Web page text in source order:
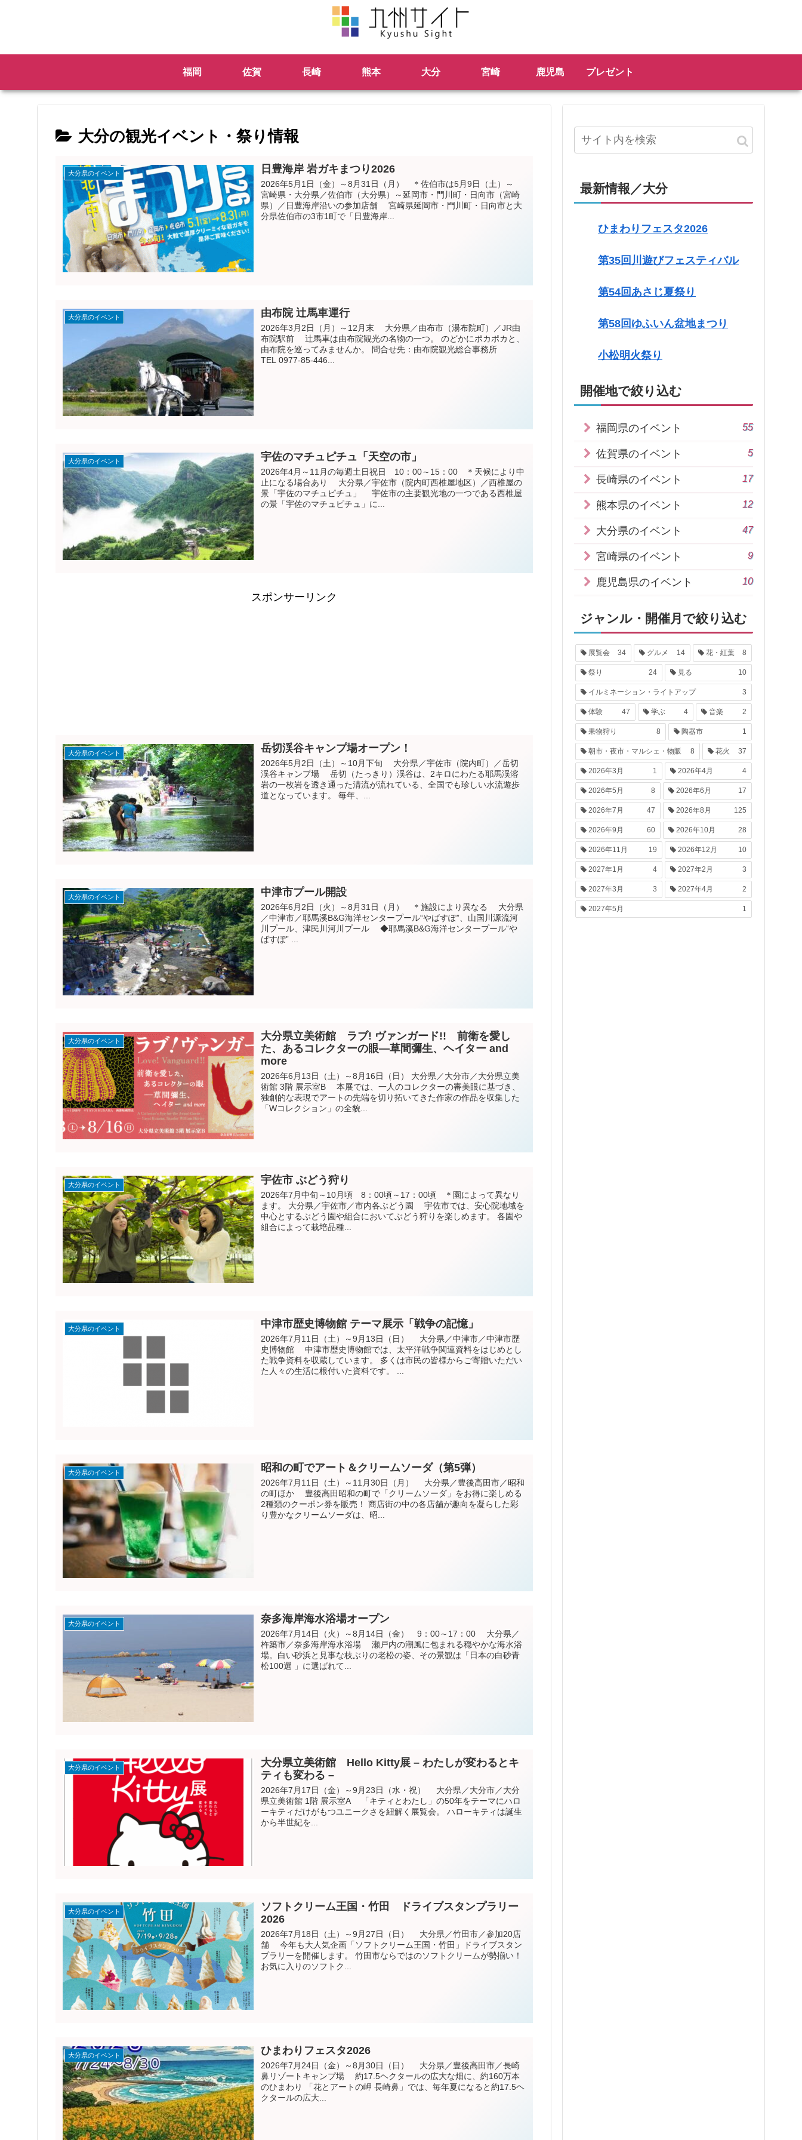
福岡 佐賀 長崎 熊本 大分 宮崎 鹿児島 プレゼント
大分の観光イベント・祭り情報
大分県のイベント 日豊海岸 岩ガキまつり2026
2026年5月1日（金）～8月31日（月） ＊佐伯市は5月9日（土）～
宮崎県・大分県／佐伯市（大分県）～延岡市・門川町・日向市（宮崎
県）／日豊海岸沿いの参加店舗 宮崎県延岡市・門川町・日向市と大
分県佐伯市の3市1町で「日豊海岸...
大分県のイベント 由布院 辻馬車運行
2026年3月2日（月）～12月末 大分県／由布市（湯布院町）／JR由
布院駅前 辻馬車は由布院観光の名物の一つ。 のどかにポカポカと、
由布院を巡ってみませんか。 問合せ先：由布院観光総合事務所
TEL 0977-85-446...
大分県のイベント 宇佐のマチュピチュ「天空の市」
2026年4月～11月の毎週土日祝日 10：00～15：00 ＊天候により中
止になる場合あり 大分県／宇佐市（院内町西椎屋地区）／西椎屋の
景「宇佐のマチュピチュ」 宇佐市の主要観光地の一つである西椎屋
の景「宇佐のマチュピチュ」に...
スポンサーリンク
大分県のイベント 岳切渓谷キャンプ場オープン！
2026年5月2日（土）～10月下旬 大分県／宇佐市（院内町）／岳切
渓谷キャンプ場 岳切（たっきり）渓谷は、2キロにわたる耶馬渓溶
岩の一枚岩を透き通った清流が流れている、全国でも珍しい水流遊歩
道となっています。 毎年、...
大分県のイベント 中津市プール開設
2026年6月2日（火）～8月31日（月） ＊施設により異なる 大分県
／中津市／耶馬溪B&G海洋センタープール“やばすぽ”、山国川源流河
川プール、津民川河川プール ◆耶馬溪B&G海洋センタープール“や
ばすぽ” ...
大分県のイベント
大分県立美術館 ラブ! ヴァンガード!! 前衛を愛し
た、あるコレクターの眼―草間彌生、ヘイター and
more
2026年6月13日（土）～8月16日（日） 大分県／大分市／大分県立美
術館 3階 展示室B 本展では、一人のコレクターの審美眼に基づき、
独創的な表現でアートの先端を切り拓いてきた作家の作品を収集した
「Wコレクション」の全貌...
大分県のイベント 宇佐市 ぶどう狩り
2026年7月中旬～10月頃 8：00頃～17：00頃 ＊園によって異なり
ます。 大分県／宇佐市／市内各ぶどう園 宇佐市では、安心院地域を
中心とするぶどう園や組合においてぶどう狩りを楽しめます。 各園や
組合によって栽培品種...
大分県のイベント 中津市歴史博物館 テーマ展示「戦争の記憶」
2026年7月11日（土）～9月13日（日） 大分県／中津市／中津市歴
史博物館 中津市歴史博物館では、太平洋戦争関連資料をはじめとし
た戦争資料を収蔵しています。 多くは市民の皆様からご寄贈いただい
た人々の生活に根付いた資料です。 ...
大分県のイベント 昭和の町でアート＆クリームソーダ（第5弾）
2026年7月11日（土）～11月30日（月） 大分県／豊後高田市／昭和
の町ほか 豊後高田昭和の町で「クリームソーダ」をお得に楽しめる
2種類のクーポン券を販売！ 商店街の中の各店舗が趣向を凝らした彩
り豊かなクリームソーダは、昭...
大分県のイベント 奈多海岸海水浴場オープン
2026年7月14日（火）～8月14日（金） 9：00～17：00 大分県／
杵築市／奈多海岸海水浴場 瀬戸内の潮風に包まれる穏やかな海水浴
場。白い砂浜と見事な枝ぶりの老松の姿、その景観は「日本の白砂青
松100選 」に選ばれて...
大分県のイベント
大分県立美術館 Hello Kitty展 – わたしが変わるとキ
ティも変わる –
2026年7月17日（金）～9月23日（水・祝） 大分県／大分市／大分
県立美術館 1階 展示室A 「キティとわたし」の50年をテーマにハロ
ーキティだけがもつユニークさを紐解く展覧会。 ハローキティは誕生
から半世紀を...
大分県のイベント
ソフトクリーム王国・竹田 ドライブスタンプラリー
2026
2026年7月18日（土）～9月27日（日） 大分県／竹田市／参加20店
舗 今年も大人気企画「ソフトクリーム王国・竹田」ドライブスタン
プラリーを開催します。 竹田市ならではのソフトクリームが勢揃い！
お気に入りのソフトク...
大分県のイベント ひまわりフェスタ2026
2026年7月24日（金）～8月30日（日） 大分県／豊後高田市／長崎
鼻リゾートキャンプ場 約17.5ヘクタールの広大な畑に、約160万本
のひまわり 「花とアートの岬 長崎鼻」では、毎年夏になると約17.5ヘ
クタールの広大...
最新情報／大分
ひまわりフェスタ2026
第35回川遊びフェスティバル
第54回あさじ夏祭り
第58回ゆふいん盆地まつり
小松明火祭り
開催地で絞り込む
福岡県のイベント 55
佐賀県のイベント 5
長崎県のイベント 17
熊本県のイベント 12
大分県のイベント 47
宮崎県のイベント 9
鹿児島県のイベント 10
ジャンル・開催月で絞り込む
展覧会 34 グルメ 14 花・紅葉 8
祭り 24 見る 10
イルミネーション・ライトアップ 3
体験 47 学ぶ 4 音楽 2
果物狩り 8 陶器市 1
朝市・夜市・マルシェ・物販 8 花火 37
2026年3月 1 2026年4月 4
2026年5月 8 2026年6月 17
2026年7月 47 2026年8月 125
2026年9月 60 2026年10月 28
2026年11月 19 2026年12月 10
2027年1月 4 2027年2月 3
2027年3月 3 2027年4月 2
2027年5月 1